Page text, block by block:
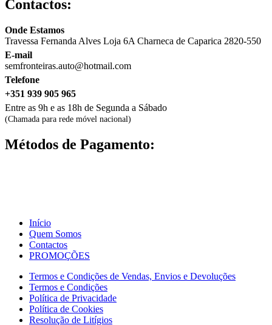
Contactos:
Onde Estamos
Travessa Fernanda Alves Loja 6A Charneca de Caparica 2820-550
E-mail
semfronteiras.auto@hotmail.com
Telefone
+351 939 905 965
Entre as 9h e as 18h de Segunda a Sábado
(Chamada para rede móvel nacional)
Métodos de Pagamento:
Início
Quem Somos
Contactos
PROMOÇÕES
Termos e Condições de Vendas, Envios e Devoluções
Termos e Condições
Política de Privacidade
Política de Cookies
Resolução de Litígios